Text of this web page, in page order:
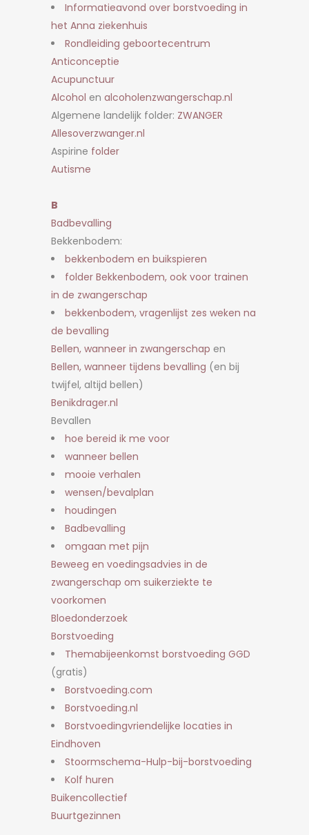
Informatieavond over borstvoeding in
het Anna ziekenhuis
Rondleiding geboortecentrum
Anticonceptie
Acupunctuur
Alcohol en alcoholenzwangerschap.nl
Algemene landelijk folder: ZWANGER
Allesoverzwanger.nl
Aspirine folder
Autisme
B
Badbevalling
Bekkenbodem:
bekkenbodem en buikspieren
folder Bekkenbodem, ook voor trainen
in de zwangerschap
bekkenbodem, vragenlijst zes weken na
de bevalling
Bellen, wanneer in zwangerschap en
Bellen, wanneer tijdens bevalling (en bij
twijfel, altijd bellen)
Benikdrager.nl
Bevallen
hoe bereid ik me voor
wanneer bellen
mooie verhalen
wensen/bevalplan
houdingen
Badbevalling
omgaan met pijn
Beweeg en voedingsadvies in de
zwangerschap om suikerziekte te
voorkomen
Bloedonderzoek
Borstvoeding
Themabijeenkomst borstvoeding GGD
(gratis)
Borstvoeding.com
Borstvoeding.nl
Borstvoedingvriendelijke locaties in
Eindhoven
Stoormschema-Hulp-bij-borstvoeding
Kolf huren
Buikencollectief
Buurtgezinnen